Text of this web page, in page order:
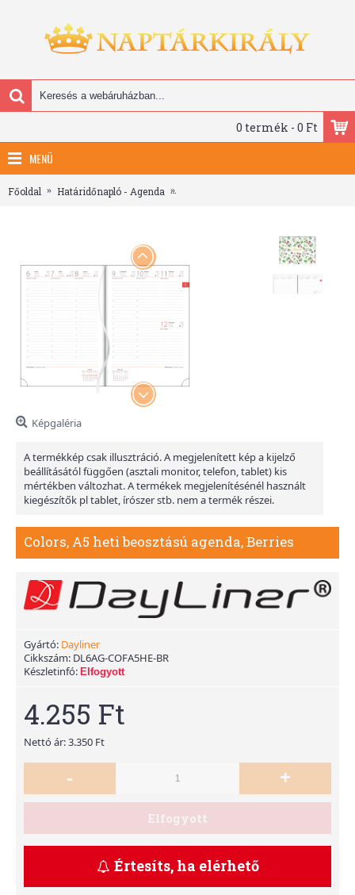
0 termék - 0 Ft
MENÜ
Főoldal Határidőnapló - Agenda
Képgaléria
A termékkép csak illusztráció. A megjelenített kép a kijelző
beállításától függően (asztali monitor, telefon, tablet) kis
mértékben változhat. A termékek megjelenítésénél használt
kiegészítők pl tablet, írószer stb. nem a termék részei.
Colors, A5 heti beosztású agenda, Berries
Gyártó: Dayliner
Cikkszám: DL6AG-COFA5HE-BR
Készletinfó: Elfogyott
4.255 Ft
Nettó ár: 3.350 Ft
- +
Elfogyott
Értesíts, ha elérhető